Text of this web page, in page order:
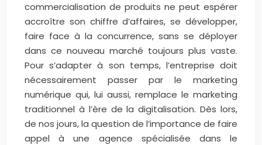
commercialisation de produits ne peut espérer
accroître son chiffre d’affaires, se développer,
faire face à la concurrence, sans se déployer
dans ce nouveau marché toujours plus vaste.
Pour s’adapter à son temps, l’entreprise doit
nécessairement passer par le marketing
numérique qui, lui aussi, remplace le marketing
traditionnel à l’ère de la digitalisation. Dès lors,
de nos jours, la question de l’importance de faire
appel à une agence spécialisée dans le